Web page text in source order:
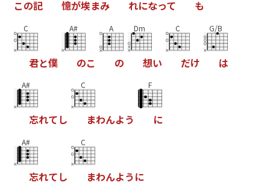
この記 憶が埃まみ れになって も
C
君と僕
A#
のこ
A
の
Dm
想い
C
だけ
G/B
は
A#
忘れてし
C
まわんよう
F
に
A#
忘れてし
C
まわんよう に